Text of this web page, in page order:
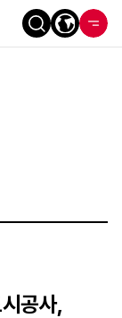
공사,